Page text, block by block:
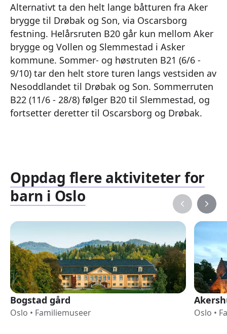
Alternativt ta den helt lange båtturen fra Aker
brygge til Drøbak og Son, via Oscarsborg
festning. Helårsruten B20 går kun mellom Aker
brygge og Vollen og Slemmestad i Asker
kommune. Sommer- og høstruten B21 (6/6 -
9/10) tar den helt store turen langs vestsiden av
Nesoddlandet til Drøbak og Son. Sommerruten
B22 (11/6 - 28/8) følger B20 til Slemmestad, og
fortsetter deretter til Oscarsborg og Drøbak.
Oppdag flere aktiviteter for
barn i Oslo
Bogstad gård
Oslo • Familiemuseer Oslo •